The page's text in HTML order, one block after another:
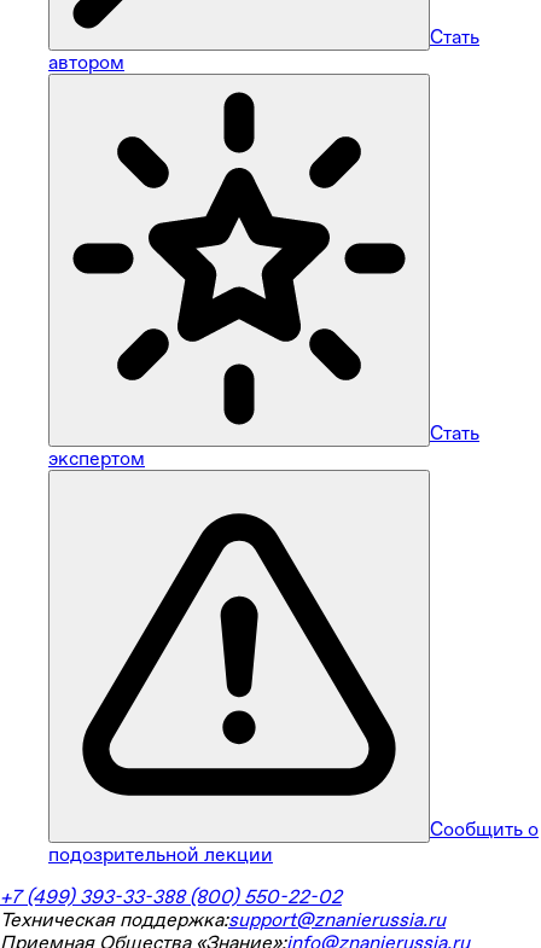
Стать
автором
Стать
экспертом
Сообщить о
подозрительной лекции
+7 (499) 393-33-388 (800) 550-22-02
Техническая поддержка:support@znanierussia.ru
Приемная Общества «Знание»:info@znanierussia.ru